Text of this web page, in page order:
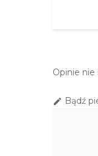
Opinie
 Bądź